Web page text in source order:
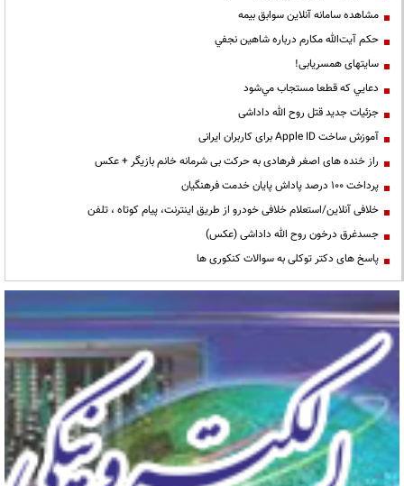
مشاهده سامانه آنلاين سوابق بیمه
حكم آيت‌الله مكارم درباره شاهين نجفي
سایتهای همسریابی!
دعايي كه قطعا مستجاب مي‌شود
جزئیات جدید قتل روح الله داداشی
آموزش ساخت Apple ID برای کاربران ایرانی
راز خنده های اصغر فرهادی به حرکت بی شرمانه خانم بازیگر + عکس
پرداخت ۱۰۰ درصد پاداش پایان خدمت فرهنگیان
خلافی آنلاین/استعلام خلافی خودرو از طریق اینترنت، پیام کوتاه ، تلفن
جسدغرق درخون روح الله داداشی (عکس)
پاسخ های دکتر توکلی به سوالات کنکوری ها